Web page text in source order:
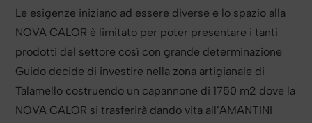
Le esigenze iniziano ad essere diverse e lo spazio alla
NOVA CALOR è limitato per poter presentare i tanti
prodotti del settore così con grande determinazione
Guido decide di investire nella zona artigianale di
Talamello costruendo un capannone di 1750 m2 dove la
NOVA CALOR si trasferirà dando vita all’AMANTINI